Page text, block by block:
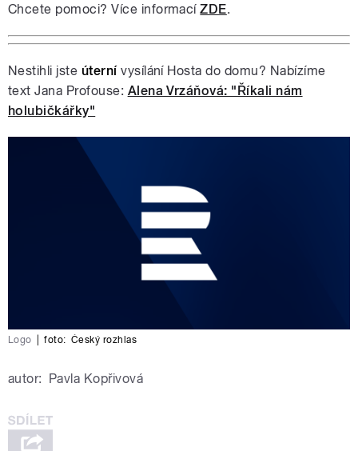
Chcete pomoci? Více informacíZDE.
Nestihli jste úternívysílání Hosta do domu? Nabízíme
text Jana Profouse: Alena Vrzáňová: "Říkali nám
holubičkářky"
Logo foto: Český rozhlas
autor: Pavla Kopřivová